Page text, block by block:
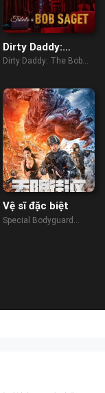
Dirty Daddy:
Tưởng nhớ Bob
Dirty Daddy: The Bob
Vệ sĩ đặc biệt
Special Bodyguard